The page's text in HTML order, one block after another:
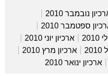
נובמבר 2010
ספטמבר 2010
ארכיון יוני 2010
ארכיון מרץ 2010
ארכיון ינואר 2010